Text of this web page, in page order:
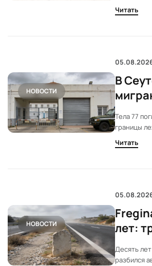
не
35
Читать
НОВОСТИ
В
в
Тела 77
границы
ангаре
Читать
НОВОСТИ
лет:
Десять
разбился